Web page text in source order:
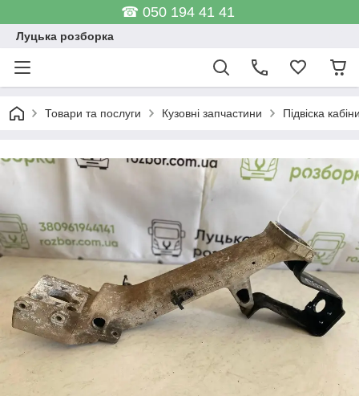
☎ 050 194 41 41
Луцька розборка
Товари та послуги Кузовні запчастини Підвіска